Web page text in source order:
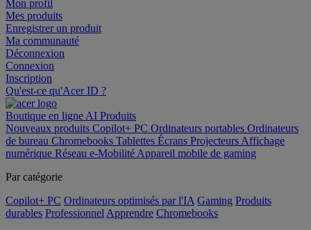
Mon profil
Mes produits
Enregistrer un produit
Ma communauté
Déconnexion
Connexion
Inscription
Qu'est-ce qu'Acer ID ?
Boutique en ligne AI Produits
Nouveaux produits Copilot+ PC Ordinateurs portables Ordinateurs
de bureau Chromebooks Tablettes Écrans Projecteurs Affichage
numérique Réseau e-Mobilité Appareil mobile de gaming
Par catégorie
Copilot+ PC Ordinateurs optimisés par l'IA Gaming Produits
durables Professionnel Apprendre Chromebooks